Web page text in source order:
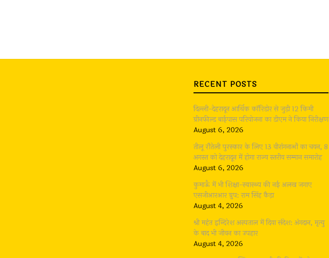
RECENT POSTS
दिल्ली-देहरादून आर्थिक कॉरिडोर से जुड़ी 12 किमी
ग्रीनफील्ड बाईपास परियोजना का डीएम ने किया निरीक्षण
August 6, 2026
तीलू रौतेली पुरस्कार के लिए 13 वीरांगनाओं का चयन, 8
अगस्त को देहरादून में होगा राज्य स्तरीय सम्मान समारोह
August 6, 2026
कुमाऊँ में भी शिक्षा-स्वास्थ्य की नई अलख जगाए
एसजीआरआर ग्रुप: राम सिंह कैड़ा
August 4, 2026
श्री महंत इन्दिरेश अस्पताल में दिया संदेश: अंगदान, मृत्यु
के बाद भी जीवन का उपहार
August 4, 2026